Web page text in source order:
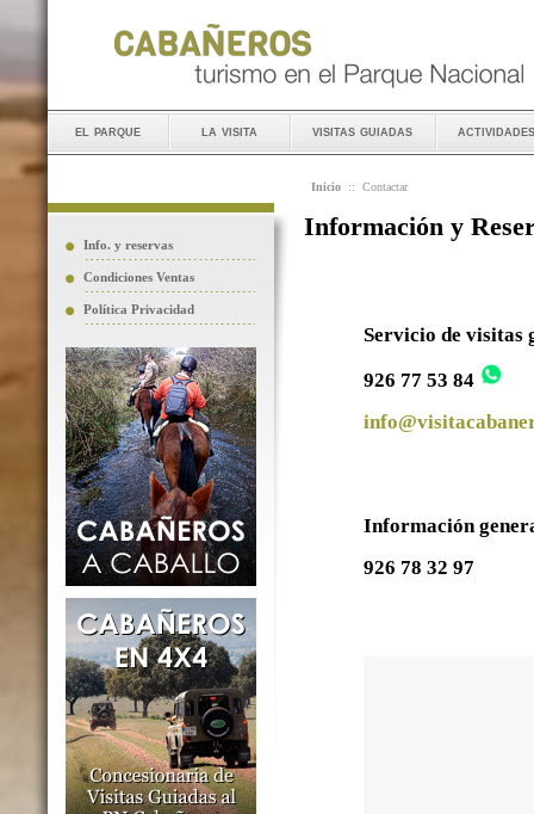
el parque la visita visitas guiadas actividades
Info. y reservas
Condiciones Ventas
Política Privacidad
Inicio :: Contactar
Información y
Servicio de visitas
926 77 53 84
Información
926 78 32 97